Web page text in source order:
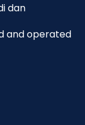
dan
and operated